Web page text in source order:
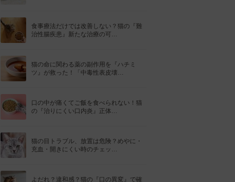
食事療法だけでは改善しない？猫の『難
治性腸疾患』新たな治療の可…
猫の命に関わる薬の副作用を『ハチミ
ツ』が救った！「中毒性表皮壊…
口の中が痛くてご飯を食べられない！猫
の『治りにくい口内炎』正体…
猫の目トラブル、放置は危険？めやに・
充血・開きにくい時のチェッ…
よだれ？違和感？猫の『口の異変』で確